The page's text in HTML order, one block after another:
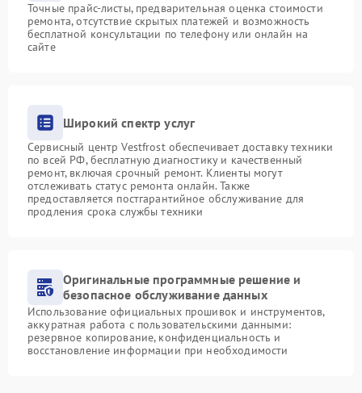
Точные прайс-листы, предварительная оценка стоимости
ремонта, отсутствие скрытых платежей и возможность
бесплатной консультации по телефону или онлайн на
сайте
Широкий спектр услуг
Сервисный центр Vestfrost обеспечивает доставку техники
по всей РФ, бесплатную диагностику и качественный
ремонт, включая срочный ремонт. Клиенты могут
отслеживать статус ремонта онлайн. Также
предоставляется постгарантийное обслуживание для
продления срока службы техники
Оригинальные программные решение и
безопасное обслуживание данных
Использование официальных прошивок и инструментов,
аккуратная работа с пользовательскими данными:
резервное копирование, конфиденциальность и
восстановление информации при необходимости